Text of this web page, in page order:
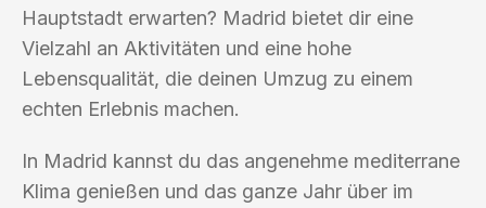
Hauptstadt erwarten? Madrid bietet dir eine
Vielzahl an Aktivitäten und eine hohe
Lebensqualität, die deinen Umzug zu einem
echten Erlebnis machen.
In Madrid kannst du das angenehme mediterrane
Klima genießen und das ganze Jahr über im